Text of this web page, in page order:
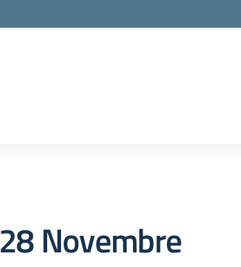
28 Novembre